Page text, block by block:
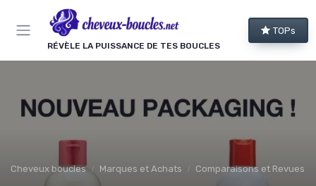
RÉVÈLE LA PUISSANCE DE TES BOUCLES
TOPs
Cheveux boucles Marques et Achats Comparaisons et Revues
Panneau de gestion des cookies